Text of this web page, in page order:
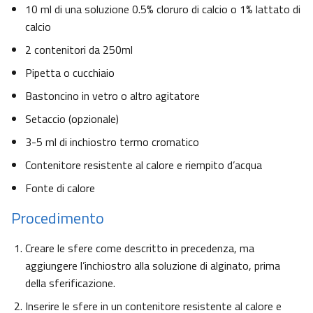
10 ml di una soluzione 0.5% cloruro di calcio o 1% lattato di
calcio
2 contenitori da 250ml
Pipetta o cucchiaio
Bastoncino in vetro o altro agitatore
Setaccio (opzionale)
3-5 ml di inchiostro termo cromatico
Contenitore resistente al calore e riempito d’acqua
Fonte di calore
Procedimento
Creare le sfere come descritto in precedenza, ma
aggiungere l’inchiostro alla soluzione di alginato, prima
della sferificazione.
Inserire le sfere in un contenitore resistente al calore e